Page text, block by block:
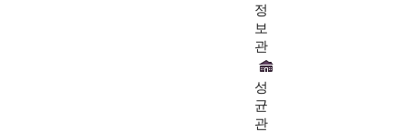
정
보
관
성
균
관